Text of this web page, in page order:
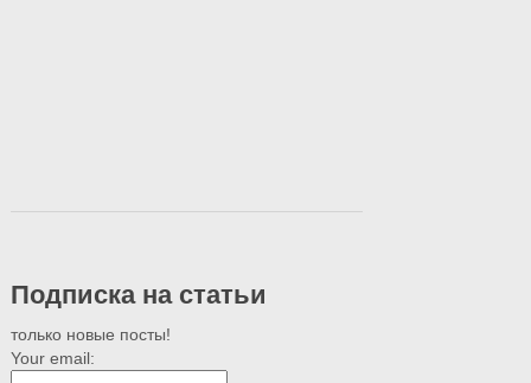
Подписка на статьи
только новые посты!
Your email: